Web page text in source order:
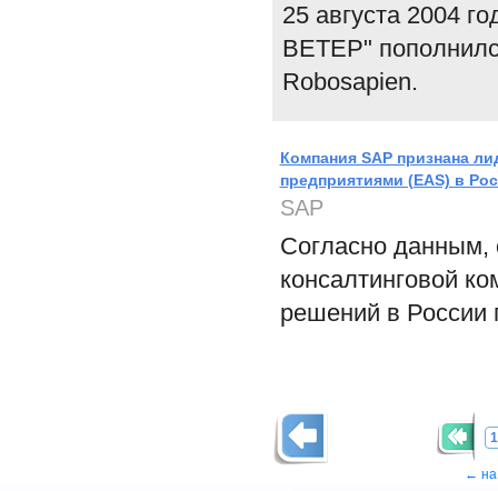
25 августа 2004
ВЕТЕР"
Robosapien.
Компания SAP признана
предприятиями (EAS) в
SAP
Согласно данным,
консалтинговой
решений в России
← на